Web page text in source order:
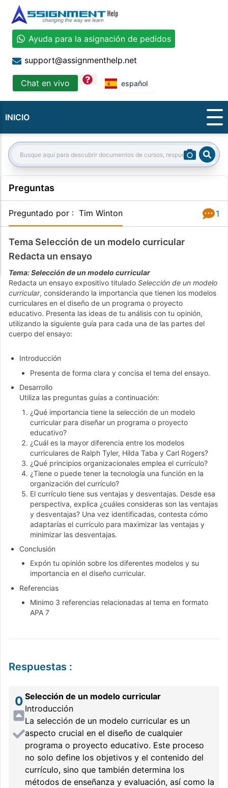
Ayuda para la asignación de pedidos
support@assignmenthelp.net
Chat en vivo question español
INICIO
Search:
Preguntas
Preguntado por : Tim Winton 1
Tema Selección de un modelo curricular
Redacta un ensayo
Tema: Selección de un modelo curricular
Redacta un ensayo expositivo titulado Selección de un modelo
curricular, considerando la importancia que tienen los modelos
curriculares en el diseño de un programa o proyecto
educativo. Presenta las ideas de tu análisis con tu opinión,
utilizando la siguiente guía para cada una de las partes del
cuerpo del ensayo:
Introducción
Presenta de forma clara y concisa el tema del ensayo.
Desarrollo
Utiliza las preguntas guías a continuación:
¿Qué importancia tiene la selección de un modelo
curricular para diseñar un programa o proyecto
educativo?
¿Cuál es la mayor diferencia entre los modelos
curriculares de Ralph Tyler, Hilda Taba y Carl Rogers?
¿Qué principios organizacionales emplea el currículo?
¿Tiene o puede tener la tecnología una función en la
organización del currículo?
El currículo tiene sus ventajas y desventajas. Desde esa
perspectiva, explica ¿cuáles consideras son las ventajas
y desventajas? Una vez identificadas, contesta cómo
adaptarías el currículo para maximizar las ventajas y
minimizar las desventajas.
Conclusión
Expón tu opinión sobre los diferentes modelos y su
importancia en el diseño curricular.
Referencias
Minimo 3 referencias relacionadas al tema en formato
APA 7
Respuestas :
0 Selección de un modelo curricular
Introducción
La selección de un modelo curricular es un
aspecto crucial en el diseño de cualquier
programa o proyecto educativo. Este proceso
no solo define los objetivos y el contenido del
currículo, sino que también determina los
métodos de enseñanza y evaluación, así como la